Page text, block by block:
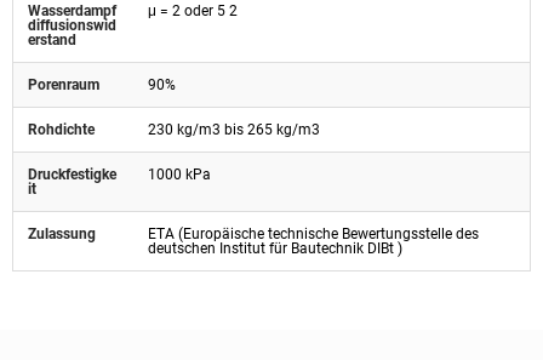
Wasserdampf
diffusionswid
erstand
μ = 2 oder 5 2
Porenraum 90%
Rohdichte 230 kg/m3 bis 265 kg/m3
Druckfestigke
it
1000 kPa
Zulassung
ETA (Europäische technische Bewertungsstelle des
deutschen Institut für Bautechnik DIBt )